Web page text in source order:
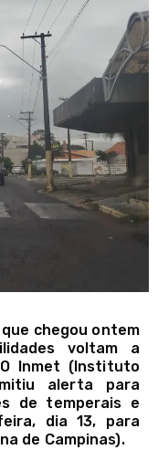
chegou ontem
voltam a
Inmet (Instituto
alerta para
de temperais e
dia 13, para
de Campinas).